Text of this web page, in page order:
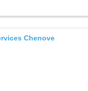
Chenove